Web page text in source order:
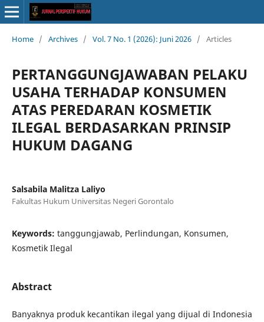
Home / Archives / Vol. 7 No. 1 (2026): Juni 2026 / Articles
PERTANGGUNGJAWABAN PELAKU
USAHA TERHADAP KONSUMEN
ATAS PEREDARAN KOSMETIK
ILEGAL BERDASARKAN PRINSIP
HUKUM DAGANG
Salsabila Malitza Laliyo
Fakultas Hukum Universitas Negeri Gorontalo
Keywords: tanggungjawab, Perlindungan, Konsumen,
Kosmetik Ilegal
Abstract
Banyaknya produk kecantikan ilegal yang dijual di Indonesia